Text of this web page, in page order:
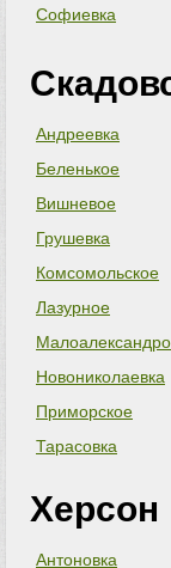
Софиевка
Андреевка
Беленькое
Вишневое
Грушевка
Комсомольское
Лазурное
Новониколаевка
Приморское
Тарасовка
Херсон
Антоновка